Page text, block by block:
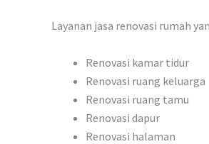
Layanan jasa renovasi rumah
Renovasi kamar tidur
Renovasi ruang keluarga
Renovasi ruang tamu
Renovasi dapur
Renovasi halaman